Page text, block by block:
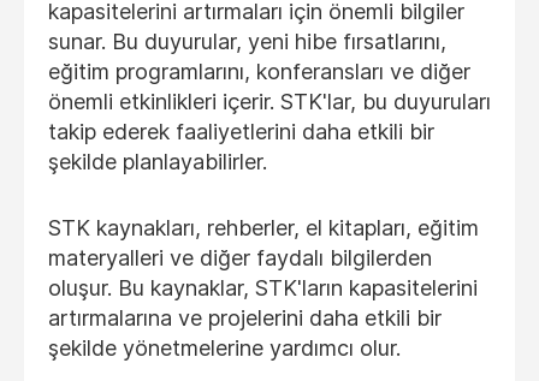
kapasitelerini artırmaları için önemli bilgiler
sunar. Bu duyurular, yeni hibe fırsatlarını,
eğitim programlarını, konferansları ve diğer
önemli etkinlikleri içerir. STK'lar, bu duyuruları
takip ederek faaliyetlerini daha etkili bir
şekilde planlayabilirler.
STK kaynakları, rehberler, el kitapları, eğitim
materyalleri ve diğer faydalı bilgilerden
oluşur. Bu kaynaklar, STK'ların kapasitelerini
artırmalarına ve projelerini daha etkili bir
şekilde yönetmelerine yardımcı olur.